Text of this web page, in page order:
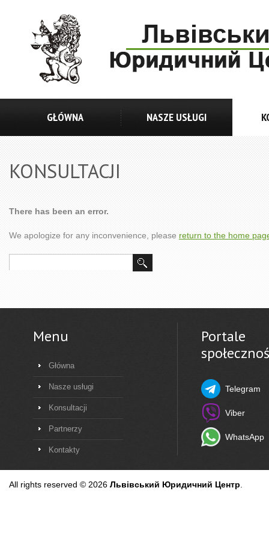
GŁÓWNA NASZE USŁUGI
KONSULTACJI
There has been an error.
We apologize for any inconvenience, please return to the home
Menu
Główna
Nasze usługi
Konsultacji
Partnerzy
Kontakty
Portale
Telegram
Viber
WhatsApp
All rights reserved © 2026 Львівський Юридичний Центр